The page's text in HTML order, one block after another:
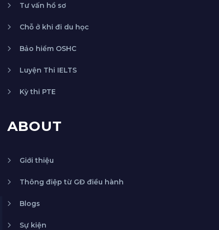
Tư vấn hồ sơ
Chỗ ở khi đi du học
Bảo hiểm OSHC
Luyện Thi IELTS
Kỳ thi PTE
ABOUT
Giới thiệu
Thông điệp từ GĐ điều hành
Blogs
Sự kiện